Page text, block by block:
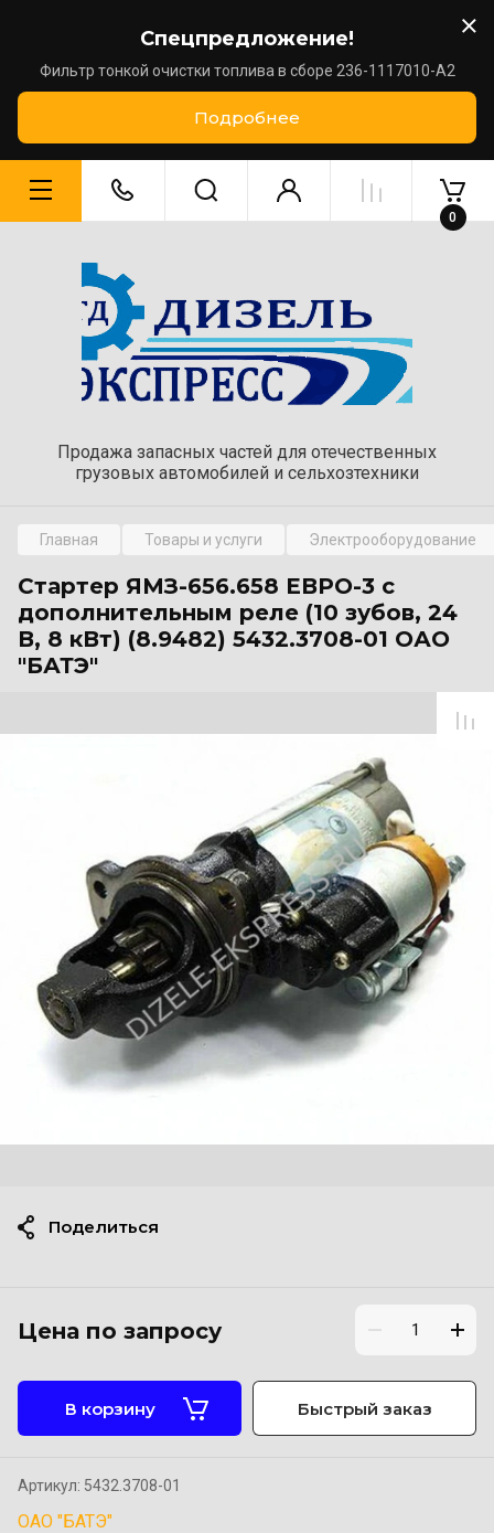
Спецпредложение!
Фильтр тонкой очистки топлива в сборе 236-1117010-А2
Подробнее
Продажа запасных частей для отечественных
грузовых автомобилей и сельхозтехники
0
Главная Товары и услуги Электрооборудование
Стартер ЯМЗ-656.658 ЕВРО-3 с
дополнительным реле (10 зубов, 24
В, 8 кВт) (8.9482) 5432.3708-01 ОАО
"БАТЭ"
Цена по запросу
В корзину Быстрый заказ
Артикул: 5432.3708-01
ОАО "БАТЭ"
Поделиться